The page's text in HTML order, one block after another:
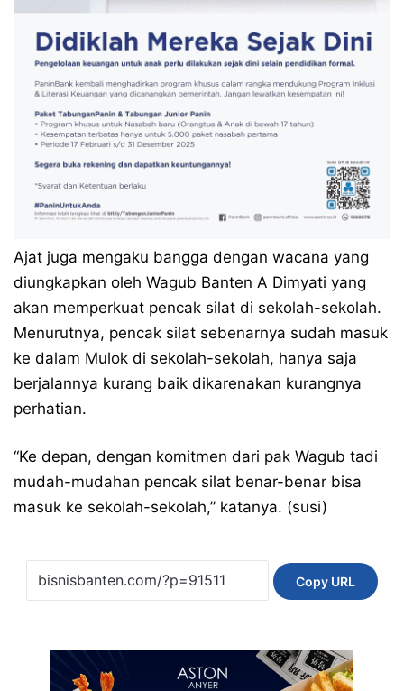
Ajat juga mengaku bangga dengan wacana yang
diungkapkan oleh Wagub Banten A Dimyati yang
akan memperkuat pencak silat di sekolah-sekolah.
Menurutnya, pencak silat sebenarnya sudah masuk
ke dalam Mulok di sekolah-sekolah, hanya saja
berjalannya kurang baik dikarenakan kurangnya
perhatian.
“Ke depan, dengan komitmen dari pak Wagub tadi
mudah-mudahan pencak silat benar-benar bisa
masuk ke sekolah-sekolah,” katanya. (susi)
Copy URL